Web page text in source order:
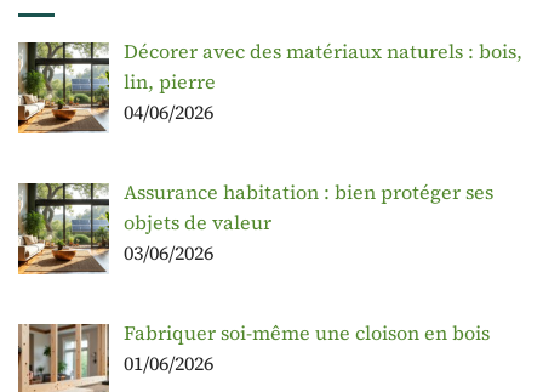
Décorer avec des matériaux naturels : bois,
lin, pierre
04/06/2026
Assurance habitation : bien protéger ses
objets de valeur
03/06/2026
Fabriquer soi-même une cloison en bois
01/06/2026